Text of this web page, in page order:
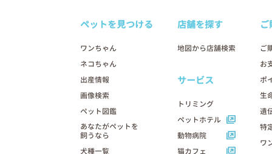
ペットを見つける
ワンちゃん
ネコちゃん
出産情報
画像検索
ペット図鑑
あなたがペットを
飼うなら
犬種一覧
店舗を探す
地図から店舗検索
サービス
トリミング
ペットホテル
動物病院
猫カフェ
ご
お
ポ
生
遺
特
ワ